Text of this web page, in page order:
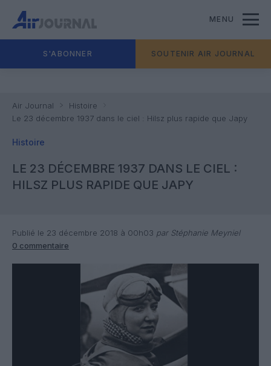
MENU
S'ABONNER SOUTENIR AIR JOURNAL
Air Journal
Histoire
Le 23 décembre 1937 dans le ciel : Hilsz plus rapide que Japy
Histoire
LE 23 DÉCEMBRE 1937 DANS LE CIEL :
HILSZ PLUS RAPIDE QUE JAPY
Publié le 23 décembre 2018 à 00h03 par Stéphanie Meyniel
0 commentaire